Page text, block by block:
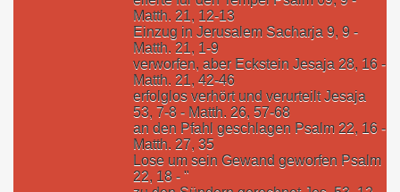
Matth. 21, 12-13
Einzug in Jerusalem Sacharja 9, 9 -
Matth. 21, 1-9
verworfen, aber Eckstein Jesaja 28, 16 -
Matth. 21, 42-46
erfolglos verhört und verurteilt Jesaja
53, 7-8 - Matth. 26, 57-68
an den Pfahl geschlagen Psalm 22, 16 -
Matth. 27, 35
Lose um sein Gewand geworfen Psalm
22, 18 - "